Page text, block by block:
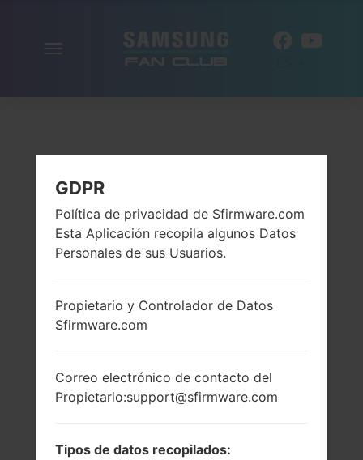
GDPR
Política de privacidad de Sfirmware.com
Esta Aplicación recopila algunos Datos
Personales de sus Usuarios.
Propietario y Controlador de Datos
Sfirmware.com
Correo electrónico de contacto del
Propietario:support@sfirmware.com
Tipos de datos recopilados: